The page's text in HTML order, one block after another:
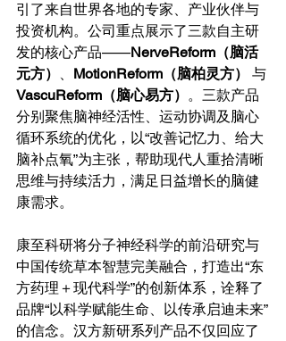
引了来自世界各地的专家、产业伙伴与
投资机构。公司重点展示了三款自主研
发的核心产品——NerveReform（脑活
元方） 、 MotionReform（脑柏灵方）
与
VascuReform（脑心易方） 。三款产品
分别聚焦脑神经活性、运动协调及脑心
循环系统的优化，以“改善记忆力、给大
脑补点氧”为主张，帮助现代人重拾清晰
思维与持续活力，满足日益增长的脑健
康需求。
康至科研将分子神经科学的前沿研究与
中国传统草本智慧完美融合，打造出“东
方药理＋现代科学”的创新体系，诠释了
品牌“以科学赋能生命、以传承启迪未来”
的信念。汉方新研系列产品不仅回应了